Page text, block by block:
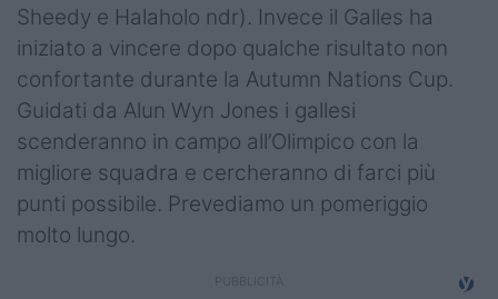
Rugby in TV
Mercato
Serie A Elite
Campionati
Serie A
Sheedy e Halaholo ndr). Invece il Galles ha
iniziato a vincere dopo qualche risultato non
confortante durante la Autumn Nations Cup.
Guidati da Alun Wyn Jones i gallesi
scenderanno in campo all’Olimpico con la
migliore squadra e cercheranno di farci più
punti possibile. Prevediamo un pomeriggio
molto lungo.